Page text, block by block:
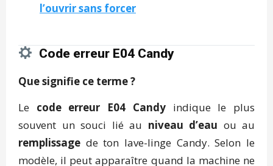
l’ouvrir sans forcer
Code erreur E04 Candy
Que signifie ce terme ?
Le code erreur E04 Candyindique le plus
souvent un souci lié au niveau d’eau ou au
remplissage de ton lave-linge Candy. Selon le
modèle, il peut apparaître quand la machine ne